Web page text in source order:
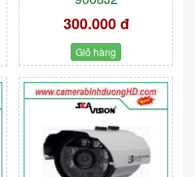
300.000 đ
Giỏ hàng